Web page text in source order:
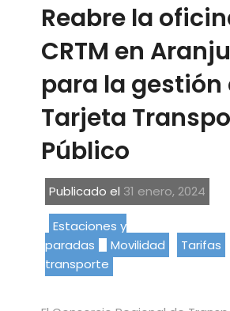
Reabre la
CRTM en
para la gestión
Tarjeta
Público
Publicado el 31 enero, 2024
Estaciones y
paradas
Movilidad Tarifas
transporte